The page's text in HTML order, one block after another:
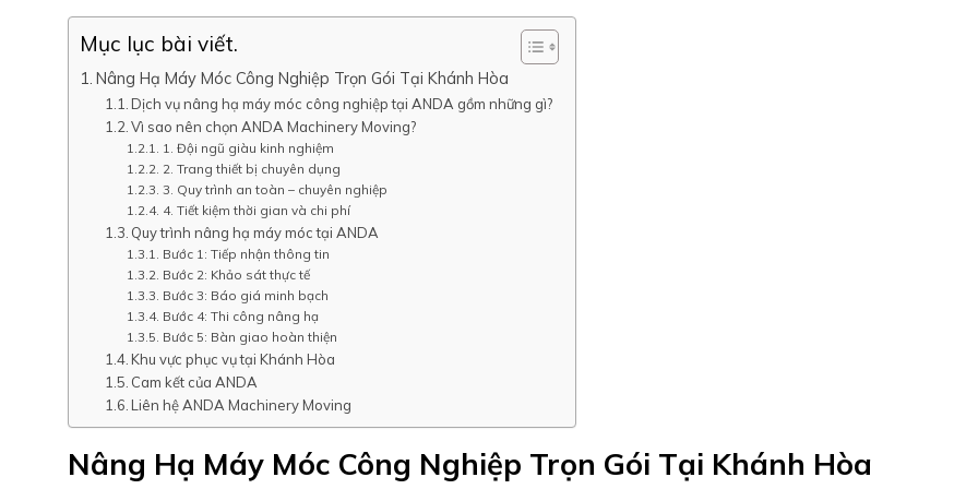
Mục lục bài viết.
Nâng Hạ Máy Móc Công Nghiệp Trọn Gói Tại Khánh Hòa
Dịch vụ nâng hạ máy móc công nghiệp tại ANDA gồm những gì?
Vì sao nên chọn ANDA Machinery Moving?
1. Đội ngũ giàu kinh nghiệm
2. Trang thiết bị chuyên dụng
3. Quy trình an toàn – chuyên nghiệp
4. Tiết kiệm thời gian và chi phí
Quy trình nâng hạ máy móc tại ANDA
Bước 1: Tiếp nhận thông tin
Bước 2: Khảo sát thực tế
Bước 3: Báo giá minh bạch
Bước 4: Thi công nâng hạ
Bước 5: Bàn giao hoàn thiện
Khu vực phục vụ tại Khánh Hòa
Cam kết của ANDA
Liên hệ ANDA Machinery Moving
Nâng Hạ Máy Móc Công Nghiệp Trọn Gói Tại Khánh Hòa